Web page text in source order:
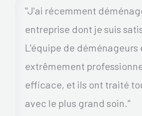
"J'ai récemment
entreprise dont je suis
L'équipe de déménageurs
extrêmement
efficace, et ils ont traité
avec le plus grand soin."